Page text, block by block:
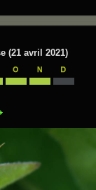
(21 avril 2021)